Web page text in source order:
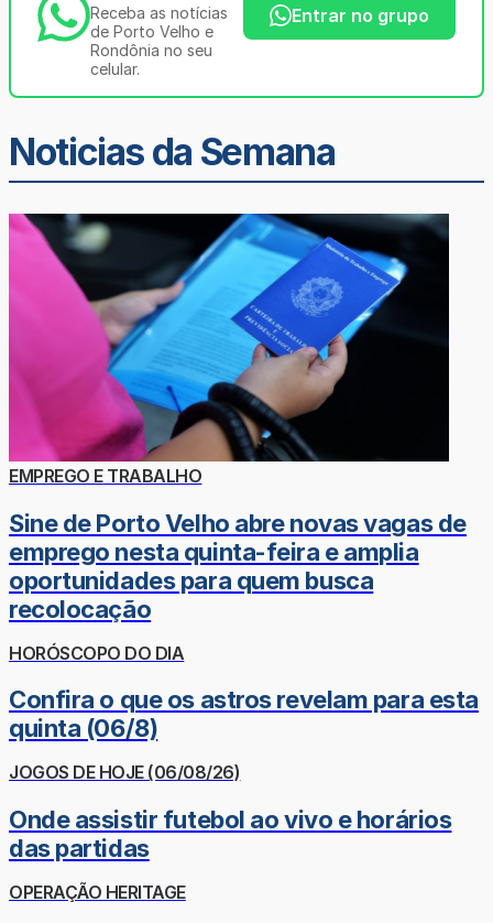
Receba as notícias
de Porto Velho e
Rondônia no seu
celular.
Entrar no grupo
Noticias da Semana
EMPREGO E TRABALHO
Sine de Porto Velho abre novas vagas de
emprego nesta quinta-feira e amplia
oportunidades para quem busca
recolocação
HORÓSCOPO DO DIA
Confira o que os astros revelam para esta
quinta (06/8)
JOGOS DE HOJE (06/08/26)
Onde assistir futebol ao vivo e horários
das partidas
OPERAÇÃO HERITAGE